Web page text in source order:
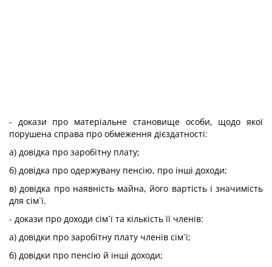
- докази про матеріальне становище особи, щодо якої
порушена справа про обмеження дієздатності:
а) довідка про заробітну плату;
б) довідка про одержувану пенсію, про інші доходи;
в) довідка про наявність майна, його вартість і значимість
для сім`ї.
- докази про доходи сім`ї та кількість її членів:
а) довідки про заробітну плату членів сім`ї;
б) довідки про пенсію й інші доходи;